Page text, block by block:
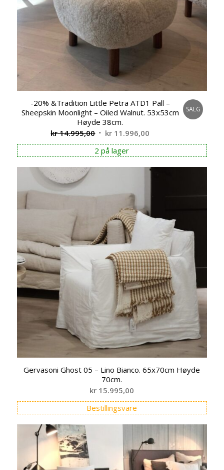
-20% &Tradition Little Petra ATD1 Pall –
Sheepskin Moonlight – Oiled Walnut. 53x53cm
Høyde 38cm.
kr14.995,00 Opprinnelig
pris
var:
kr 14.995,00.
kr 11.996,00
pris
er:
kr 11.996,00.
SALG
2 på lager
Gervasoni Ghost 05 – Lino Bianco. 65x70cm Høyde
70cm.
kr 15.995,00
Bestillingsvare